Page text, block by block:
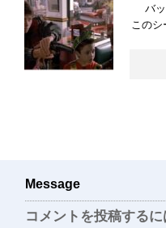
バッ
このシ
Message
コメントを投稿するに